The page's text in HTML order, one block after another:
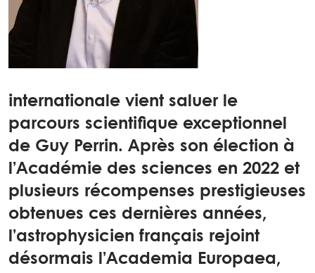
internationale vient saluer le
parcours scientifique exceptionnel
de Guy Perrin. Après son élection à
l’Académie des sciences en 2022 et
plusieurs récompenses prestigieuses
obtenues ces dernières années,
l’astrophysicien français rejoint
désormais l’Academia Europaea,